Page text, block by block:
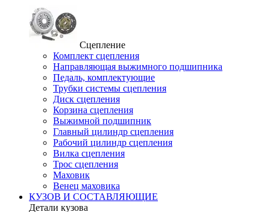
Сцепление
Комплект сцепления
Направляющая выжимного подшипника
Педаль, комплектующие
Трубки системы сцепления
Диск сцепления
Корзина сцепления
Выжимной подшипник
Главный цилиндр сцепления
Рабочий цилиндр сцепления
Вилка сцепления
Трос сцепления
Маховик
Венец маховика
КУЗОВ И СОСТАВЛЯЮЩИЕ
Детали кузова